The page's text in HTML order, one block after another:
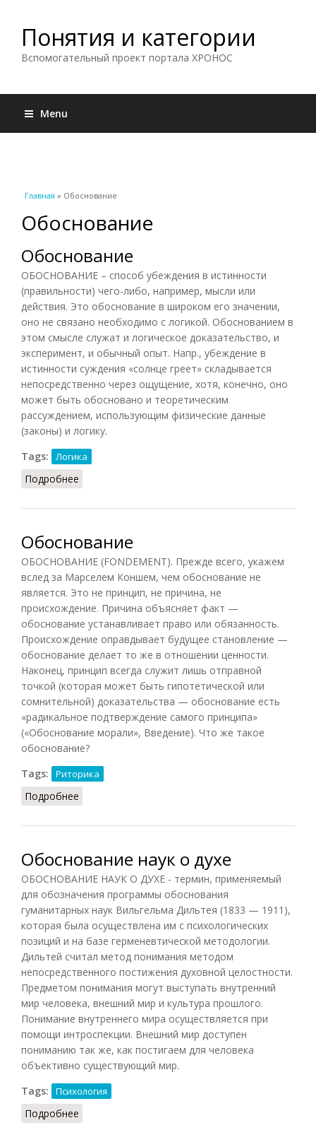
Понятия и категории
Вспомогательный проект портала ХРОНОС
Menu
Вы здесь
Главная » Обоснование
Обоснование
Обоснование
ОБОСНОВАНИЕ – способ убеждения в истинности
(правильности) чего-либо, например, мысли или
действия. Это обоснование в широком его значении,
оно не связано необходимо с логикой. Обоснованием в
этом смысле служат и логическое доказательство, и
эксперимент, и обычный опыт. Напр., убеждение в
истинности суждения «солнце греет» складывается
непосредственно через ощущение, хотя, конечно, оно
может быть обосновано и теоретическим
рассуждением, использующим физические данные
(законы) и логику.
Tags:
Логика
Подробнее
Обоснование
ОБОСНОВАНИЕ (FONDEMENT). Прежде всего, укажем
вслед за Марселем Коншем, чем обоснование не
является. Это не принцип, не причина, не
происхождение. Причина объясняет факт —
обоснование устанавливает право или обязанность.
Происхождение оправдывает будущее становление —
обоснование делает то же в отношении ценности.
Наконец, принцип всегда служит лишь отправной
точкой (которая может быть гипотетической или
сомнительной) доказательства — обоснование есть
«радикальное подтверждение самого принципа»
(«Обоснование морали», Введение). Что же такое
обоснование?
Tags:
Риторика
Подробнее
Обоснование наук о духе
ОБОСНОВАНИЕ НАУК О ДУХЕ - термин, применяемый
для обозначения программы обоснования
гуманитарных наук Вильгельма Дильтея (1833 — 1911),
которая была осуществлена им с психологических
позиций и на базе герменевтической методологии.
Дильтей считал метод понимания методом
непосредственного постижения духовной целостности.
Предметом понимания могут выступать внутренний
мир человека, внешний мир и культура прошлого.
Понимание внутреннего мира осуществляется при
помощи интроспекции. Внешний мир доступен
пониманию так же, как постигаем для человека
объективно существующий мир.
Tags:
Психология
Подробнее